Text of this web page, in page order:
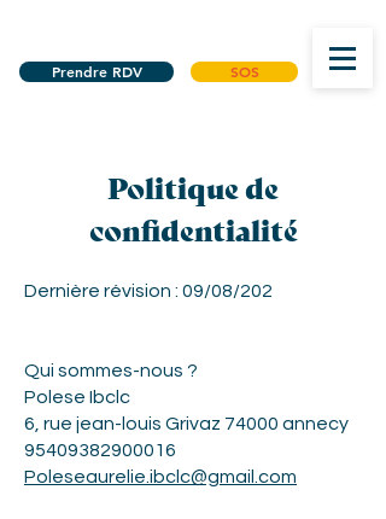
Prendre RDV SOS
Politique de
confidentialité
Dernière révision : 09/08/202
Qui sommes-nous ?
Polese Ibclc
6, rue jean-louis Grivaz 74000 annecy
95409382900016
Poleseaurelie.ibclc@gmail.com